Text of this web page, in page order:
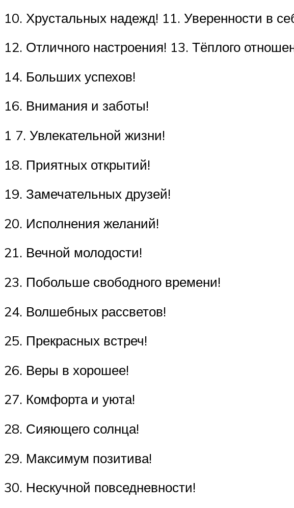
10. Хрустальных надежд! 11. Уверенности в
12. Отличного настроения! 13. Тёплого
14. Больших успехов!
16. Внимания и заботы!
1 7. Увлекательной жизни!
18. Приятных открытий!
19. Замечательных друзей!
20. Исполнения желаний!
21. Вечной молодости!
23. Побольше свободного времени!
24. Волшебных рассветов!
25. Прекрасных встреч!
26. Веры в хорошее!
27. Комфорта и уюта!
28. Сияющего солнца!
29. Максимум позитива!
30. Нескучной повседневности!